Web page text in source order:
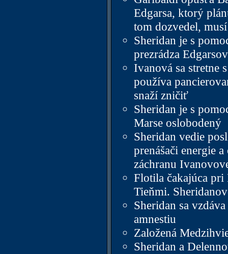
Edgarsa, ktorý
tom dozvedel,
Sheridan je s
prezrádza
Ivanová sa stretne
používa
snaží zničiť
Sheridan je s
Marse oslobodený
Sheridan vedie
prenášači energie
záchranu
Flotila čakajúca pri
Tieňmi.
Sheridan sa
amnestiu
Založená
Sheridan a